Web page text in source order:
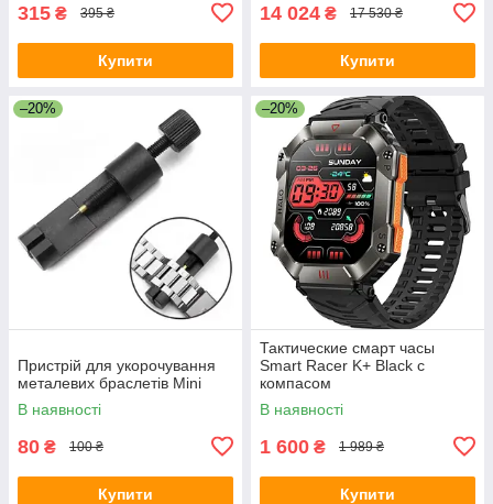
315 ₴ 395 ₴
Купити
14 024 ₴ 17 530 ₴
Купити
–20%
Пристрій для укорочування
металевих браслетів Mini
В наявності
80 ₴ 100 ₴
Купити
–20%
Тактические смарт часы
Smart Racer K+ Black с
компасом
В наявності
1 600 ₴ 1 989 ₴
Купити